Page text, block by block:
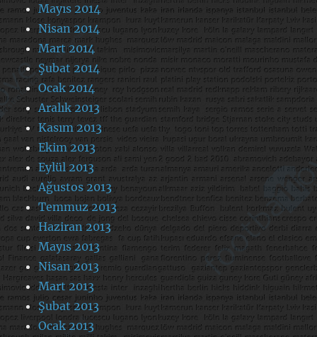
Mayıs 2014
Nisan 2014
Mart 2014
Şubat 2014
Ocak 2014
Aralık 2013
Kasım 2013
Ekim 2013
Eylül 2013
Ağustos 2013
Temmuz 2013
Haziran 2013
Mayıs 2013
Nisan 2013
Mart 2013
Şubat 2013
Ocak 2013